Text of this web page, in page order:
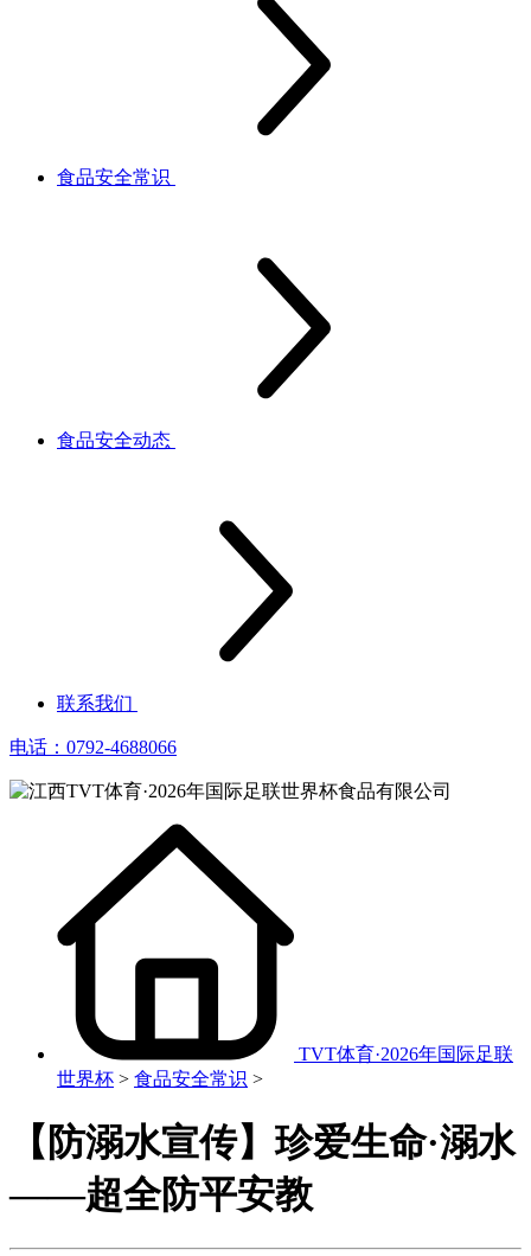
食品安全常识
食品安全动态
联系我们
电话：0792-4688066
TVT体育·2026年国际足联
世界杯 > 食品安全常识 >
【防溺水宣传】珍爱生命·溺水
——超全防平安教